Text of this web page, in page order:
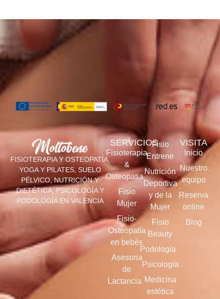
FISIOTERAPIA Y OSTEOPATÍA,
YOGA Y PILATES, SUELO
PÉLVICO, NUTRICIÓN Y
DIETÉTICA, PSICOLOGÍA Y
PODOLOGÍA EN VALENCIA
SERVICIOS
Fisioterapia
&
Osteopatia
Fisio
Mujer
Fisio-
Osteopatía
en bebés
Asesoria
de
Lactancia
Fisio
Entrene
Nutrición
Deportiva
y de la
Mujer
Fisio
Beauty
Podología
Psicología
Medicina
estética
VISITA
Inicio
Nuestro
equipo
Reserva
online
Blog